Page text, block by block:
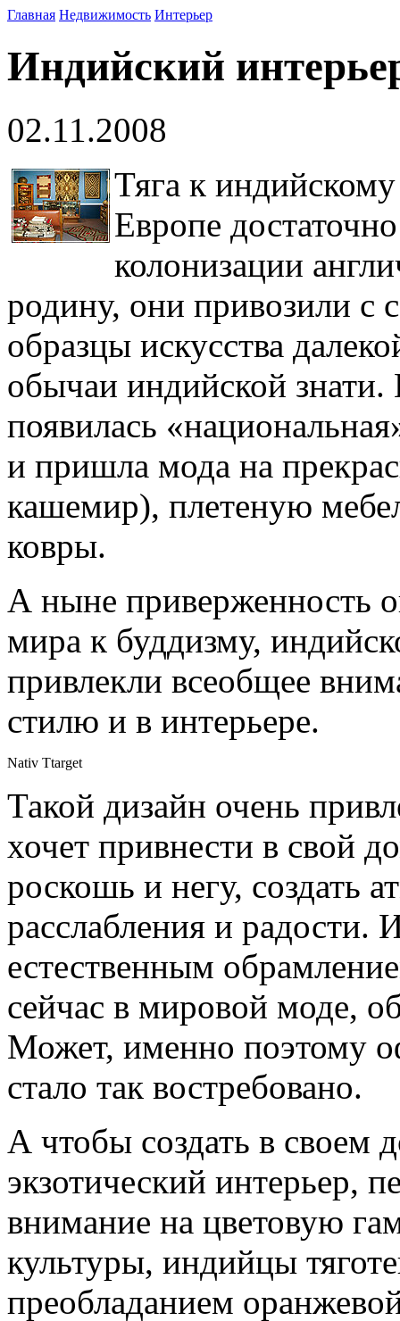
Главная Недвижимость Интерьер
Индийский
02.11.2008
Тяга к
Европе
колонизации
родину, они привозили с
образцы искусства
обычаи индийской
появилась
и пришла мода на
кашемир), плетеную
ковры.
А ныне приверженность
мира к буддизму,
привлекли всеобщее
стилю и в интерьере.
Nativ Ttarget
Такой дизайн очень
хочет привнести в свой
роскошь и негу, создать
расслабления и радости.
естественным
сейчас в мировой моде,
Может, именно поэтому
стало так востребовано.
А чтобы создать в своем
экзотический интерьер,
внимание на цветовую
культуры, индийцы
преобладанием